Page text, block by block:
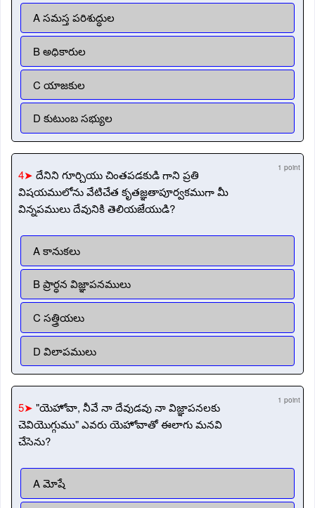
A సమస్త పరిశుద్ధుల
B అధికారుల
C యాజకుల
D కుటుంబ సభ్యుల
4➤ దేనిని గూర్చియు చింతపడకుడి గాని ప్రతి
విషయములోను వేటిచేత కృతజ్ఞతాపూర్వకముగా మీ
విన్నపములు దేవునికి తెలియజేయుడి?
1 point
A కానుకలు
B ప్రార్ధన విజ్ఞాపనములు
C సత్త్రియలు
D విలాపములు
5➤ "యెహోవా, నీవే నా దేవుడవు నా విజ్ఞాపనలకు
చెవియొగ్గుము" ఎవరు యెహోవాతో ఈలాగు మనవి
చేసెను?
1 point
A మోషే